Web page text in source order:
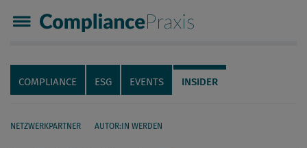
Compliance Praxis
Servicenavigation
Navigation
COMPLIANCE ESG EVENTS INSIDER
NETZWERKPARTNER AUTOR:IN WERDEN